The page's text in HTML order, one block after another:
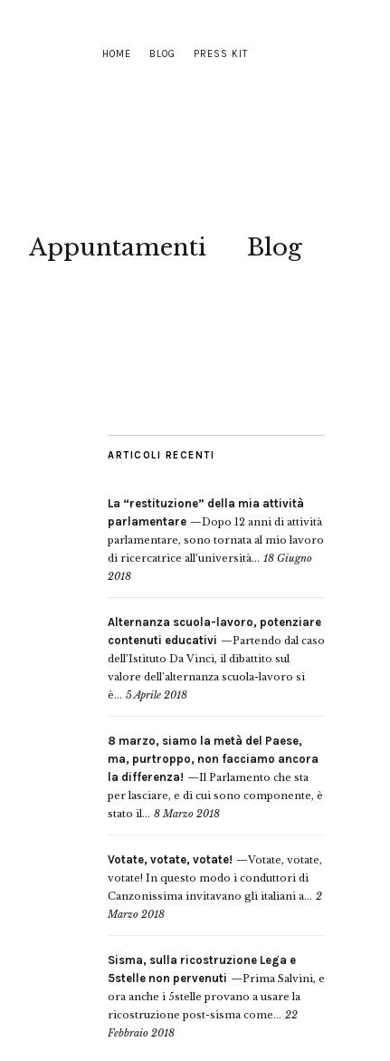
HOME BLOG PRESS KIT
Appuntamenti Blog
ARTICOLI RECENTI
La “restituzione” della mia attività
parlamentare
Dopo 12 anni di attività
parlamentare, sono tornata al mio lavoro
di ricercatrice all’università... 18 Giugno
2018
Alternanza scuola-lavoro, potenziare
contenuti educativi
Partendo dal caso
dell’Istituto Da Vinci, il dibattito sul
valore dell’alternanza scuola-lavoro si
è... 5 Aprile 2018
8 marzo, siamo la metà del Paese,
ma, purtroppo, non facciamo ancora
la differenza!
Il Parlamento che sta
per lasciare, e di cui sono componente, è
stato il... 8 Marzo 2018
Votate, votate, votate!
Votate, votate,
votate! In questo modo i conduttori di
Canzonissima invitavano gli italiani a... 2
Marzo 2018
Sisma, sulla ricostruzione Lega e
5stelle non pervenuti
Prima Salvini, e
ora anche i 5stelle provano a usare la
ricostruzione post-sisma come... 22
Febbraio 2018